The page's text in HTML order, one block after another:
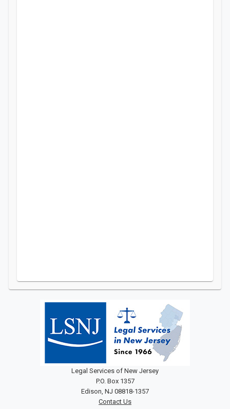
Legal Services of New Jersey
P.O. Box 1357
Edison, NJ 08818-1357
Contact Us